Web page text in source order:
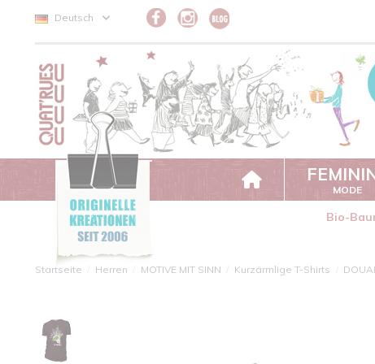
Deutsch
MODE
Bio-
Startseite Herren MOTIVE MIT SINN Kurzärmlige T-Shirts